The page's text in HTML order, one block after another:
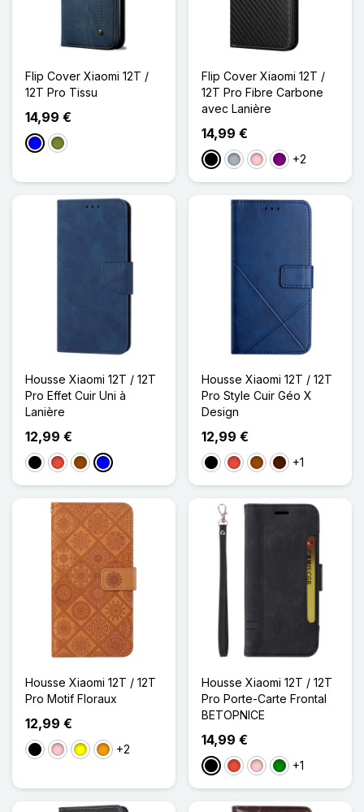
Flip Cover Xiaomi 12T /
12T Pro Tissu
14,99 €
BleuKaki
Flip Cover Xiaomi 12T /
12T Pro Fibre Carbone
avec Lanière
14,99 €
NoirGris RoseViolet
+2
Housse Xiaomi 12T / 12T
Pro Effet Cuir Uni à
Lanière
12,99 €
NoirRougeMarron
Bleu
Housse Xiaomi 12T / 12T
Pro Style Cuir Géo X
Design
12,99 €
NoirRougeMarronMarron Foncé
+1
Housse Xiaomi 12T / 12T
Pro Motif Floraux
12,99 €
NoirRoseJauneOrange
+2
Housse Xiaomi 12T / 12T
Pro Porte-Carte Frontal
BETOPNICE
14,99 €
NoirRougeRoseVert+1